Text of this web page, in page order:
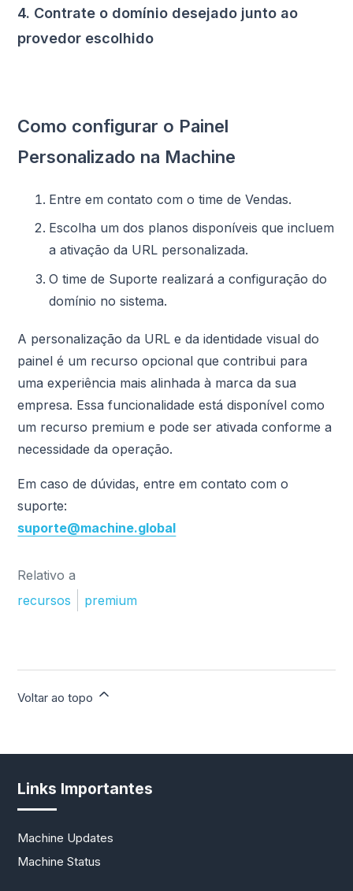
4. Contrate o domínio desejado junto ao
provedor escolhido
Como configurar o Painel
Personalizado na Machine
Entre em contato com o time de Vendas.
Escolha um dos planos disponíveis que incluem
a ativação da URL personalizada.
O time de Suporte realizará a configuração do
domínio no sistema.
A personalização da URL e da identidade visual do
painel é um recurso opcional que contribui para
uma experiência mais alinhada à marca da sua
empresa. Essa funcionalidade está disponível como
um recurso premium e pode ser ativada conforme a
necessidade da operação.
Em caso de dúvidas, entre em contato com o
suporte:
suporte@machine.global
Relativo a
recursos
premium
Voltar ao topo
Links Importantes
Machine Updates
Machine Status